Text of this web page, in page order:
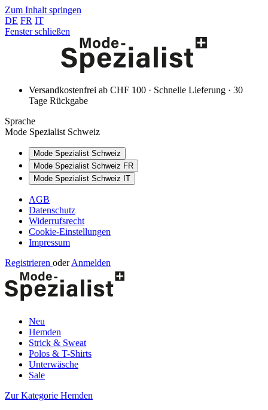
Zum Inhalt springen
DE FR IT
Fenster schließen
Versandkostenfrei ab CHF 100 · Schnelle Lieferung · 30
Tage Rückgabe
Sprache
Mode Spezialist Schweiz
Mode Spezialist Schweiz
Mode Spezialist Schweiz FR
Mode Spezialist Schweiz IT
AGB
Datenschutz
Widerrufsrecht
Cookie-Einstellungen
Impressum
Registrieren oder Anmelden
Neu
Hemden
Strick & Sweat
Polos & T-Shirts
Unterwäsche
Sale
Zur Kategorie Hemden